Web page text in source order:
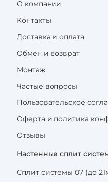
О компании
Контакты
Доставка и оплата
Обмен и возврат
Монтаж
Частые вопросы
Пользовательское
Оферта и политика
Отзывы
Настенные сплит
Сплит системы 07 (до